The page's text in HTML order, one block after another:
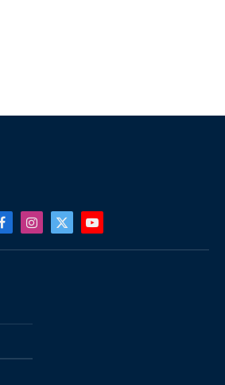
FacebookInstagram
X
(Twitter)
YouTube